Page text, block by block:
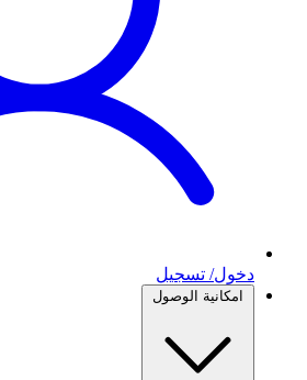
دخول/ تسجيل
امكانية الوصول